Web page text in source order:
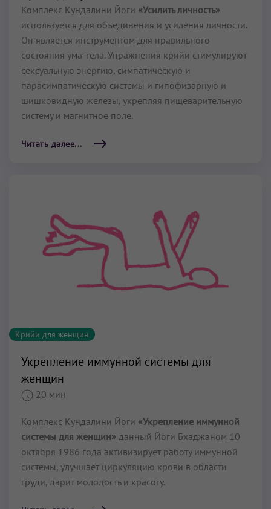
Комплекс Кундалини Йоги «Усилить личность»
используется для объединения и усиления личности.
Он является инструментом для правильного
состояния ума-тела. Упражнения крийи стимулируют
сексуальную энергию, симпатическую и
парасимпатическую системы и гипофизарную и
шишковидную железы, укрепляя пищеварительную
систему и магнитное поле.
Читать далее...
Крийи для женщин
Укрепление иммунной системы для
женщин
20 мин
Комплекс Кундалини Йоги «Укрепление иммунной
системы для женщин» данный Йоги Бхаджаном 10
октября 1986 года активизирует работу иммунной
системы, улучшает циркуляцию крови в области
груди, дарит молодость и красоту.